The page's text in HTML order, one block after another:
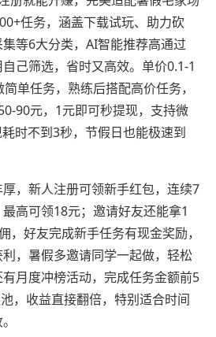
任务，涵盖下载试玩、助力砍
等6大分类，AI智能推荐高通过
己筛选，省时又高效。单价0.1-1
单任务，熟练后搭配高价任务，
90元，1元即可秒提现，支持微
时不到3秒，节假日也能极速到
，新人注册可领新手红包，连续7
高可领18元；邀请好友还能拿1
，好友完成新手任务有现金奖励，
，暑假多邀请同学一起做，轻松
月度冲榜活动，完成任务金额前5
，收益直接翻倍，特别适合时间